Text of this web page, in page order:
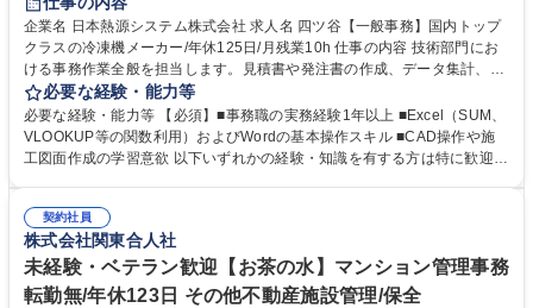
企業名 日本熱源システム株式会社 求人名 四ツ谷【一般事務】国内トップ
クラスの冷凍機メーカー/年休125日/月残業10h 仕事の内容 技術部門にお
ける事務作業全般を担当します。見積書や発注書の作成、データ集計、C
ADを用いた図面修正補助、電話・メール対応などを通じて現場の技術者
を支えるポジションです。 【仕事内容】■資料の整理、作成、ファイリン
グ、受発注等のデータ入力 ■工事見積書や発注書など案件に関する書面の
作成および管理■Excel関数を用いたデータ集計および管理■CAD操作によ
中で少しずつ身につけられますので、専門知識を持たない方でも安心して
ご応募いただけます。 募集職種 四ツ谷【一般事務】国内トップクラスの
冷凍機メーカー/年休125日/月残業10h
必要な経験・能力等
必要な経験・能力等 【必須】■事務職の実務経験1年以上 ■Excel（SUM、
VLOOKUP等の関数利用）およびWordの基本操作スキル ■CAD操作や施
工図面作成の学習意欲 以下いずれかの経験・知識を有する方は特に歓迎し
を使用しますが既存フォーマットへの入力・修正が中心です。一から関数
を組むことはありませんのでご安心ください。 学歴・資格 学歴：大学院
大学 高専 短大 専修学校 高校 語学力： 資格：第一種運転免許普通自動車
契約社員
株式会社関東合人社
未経験・ベテラン歓迎【お茶の水】マンション管理事務
転勤無/年休123日 その他不動産施設管理/保全